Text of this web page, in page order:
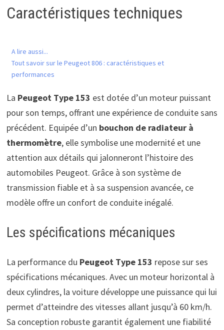
Caractéristiques techniques
A lire aussi...
Tout savoir sur le Peugeot 806 : caractéristiques et
performances
La Peugeot Type 153 est dotée d’un moteur puissant
pour son temps, offrant une expérience de conduite sans
précédent. Equipée d’un bouchon de radiateur à
thermomètre, elle symbolise une modernité et une
attention aux détails qui jalonneront l’histoire des
automobiles Peugeot. Grâce à son système de
transmission fiable et à sa suspension avancée, ce
modèle offre un confort de conduite inégalé.
Les spécifications mécaniques
La performance du Peugeot Type 153 repose sur ses
spécifications mécaniques. Avec un moteur horizontal à
deux cylindres, la voiture développe une puissance qui lui
permet d’atteindre des vitesses allant jusqu’à 60 km/h.
Sa conception robuste garantit également une fiabilité